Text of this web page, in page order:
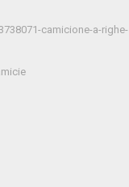
camicione-a-righe-